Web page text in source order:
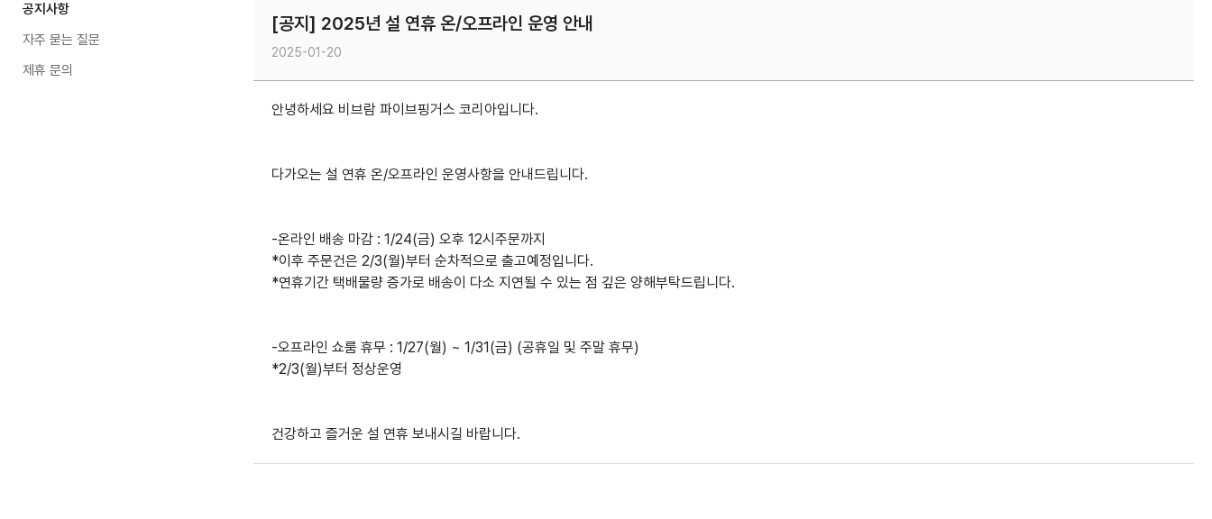
[공지] 2025년 설 연휴 온/오프라인 운영 안내
2025-01-20
안녕하세요 비브람 파이브핑거스 코리아입니다.
다가오는 설 연휴 온/오프라인 운영사항을 안내드립니다.
-온라인 배송 마감 : 1/24(금) 오후 12시주문까지
*이후 주문건은 2/3(월)부터 순차적으로 출고예정입니다.
*연휴기간 택배물량 증가로 배송이 다소 지연될 수 있는 점 깊은 양해부탁드립니다.
-오프라인 쇼룸 휴무 : 1/27(월) ~ 1/31(금) (공휴일 및 주말 휴무)
*2/3(월)부터 정상운영
건강하고 즐거운 설 연휴 보내시길 바랍니다.
공지사항
자주 묻는 질문
제휴 문의